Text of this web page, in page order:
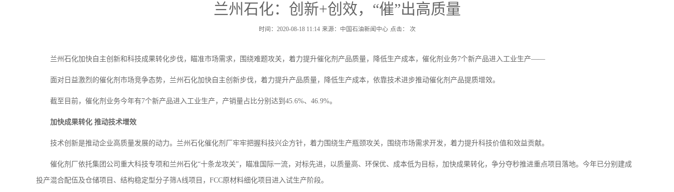
兰州石化：创新+创效，“催”出高质量
时间：2020-08-18 11:14 来源：中国石油新闻中心 点击： 次
兰州石化加快自主创新和科技成果转化步伐，瞄准市场需求，围绕难题攻关，着力提升催化剂产品质量，降低生产成本，催化剂业务7个新产品进入工业生产——
面对日益激烈的催化剂市场竞争态势，兰州石化加快自主创新步伐，着力提升产品质量，降低生产成本，依靠技术进步推动催化剂产品提质增效。
截至目前，催化剂业务今年有7个新产品进入工业生产，产销量占比分别达到45.6%、46.9%。
加快成果转化 推动技术增效
技术创新是推动企业高质量发展的动力。兰州石化催化剂厂牢牢把握科技兴企方针，着力围绕生产瓶颈攻关，围绕市场需求开发，着力提升科技价值和效益贡献。
催化剂厂依托集团公司重大科技专项和兰州石化“十条龙攻关”，瞄准国际一流，对标先进，以质量高、环保优、成本低为目标，加快成果转化，争分夺秒推进重点项目落地。今年已分别建成
投产混合配伍及仓储项目、结构稳定型分子筛A线项目，FCC原材料细化项目进入试生产阶段。